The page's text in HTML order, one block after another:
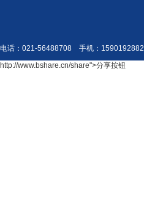
电话：021-56488708 手机：
http://www.bshare.cn/share">分享按钮